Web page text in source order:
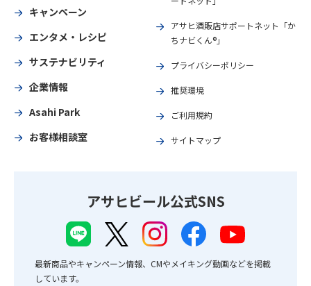
キャンペーン
エンタメ・レシピ
サステナビリティ
企業情報
Asahi Park
お客様相談室
アサヒ酒販店サポートネット「か
ちナビくん®」
プライバシーポリシー
推奨環境
ご利用規約
サイトマップ
アサヒビール公式SNS
最新商品やキャンペーン情報、CMやメイキング動画などを掲載
しています。